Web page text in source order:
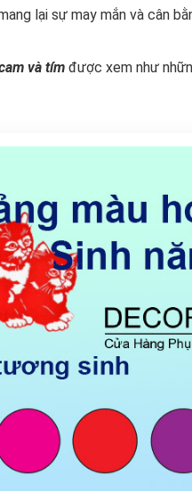
lại sự may mắn và cân
và tím được xem như